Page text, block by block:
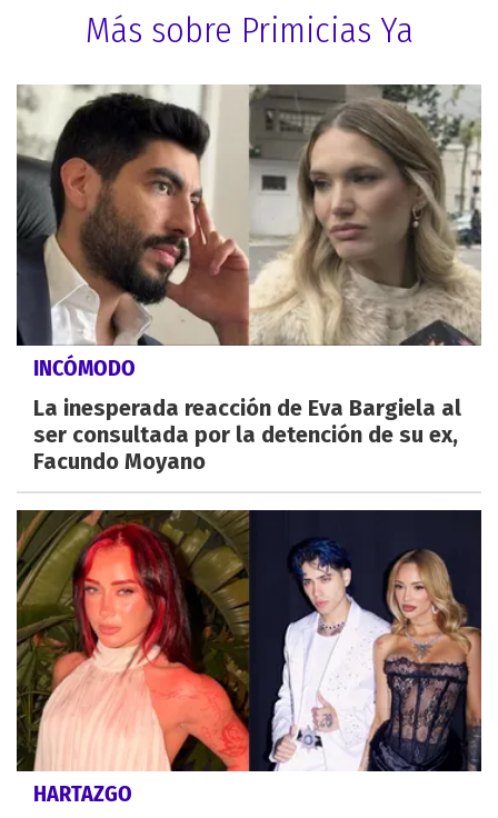
Más sobre Primicias Ya
INCÓMODO
La inesperada reacción de Eva Bargiela al
ser consultada por la detención de su ex,
Facundo Moyano
HARTAZGO